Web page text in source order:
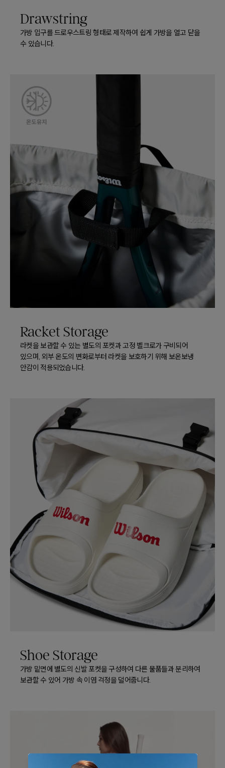
Drawstring
가방 입구를 드로우스트링 형태로 제작하여 쉽게 가방을 열고 닫을
수 있습니다.
Racket Storage
라켓을 보관할 수 있는 별도의 포켓과 고정 벨크로가 구비되어
있으며, 외부 온도의 변화로부터 라켓을 보호하기 위해 보온보냉
안감이 적용되었습니다.
Shoe Storage
가방 밑면에 별도의 신발 포켓을 구성하여 다른 물품들과 분리하여
보관할 수 있어 가방 속 이염 걱정을 덜어줍니다.